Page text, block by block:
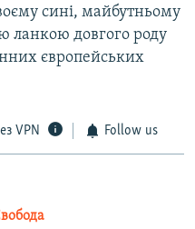
сині, майбутньому
ланкою довгого роду
європейських
VPN Follow us